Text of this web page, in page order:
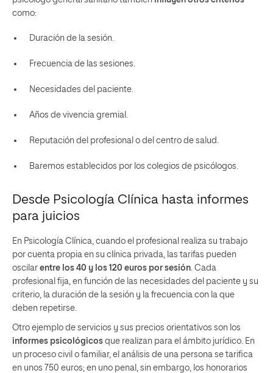
como:
Duración de la sesión.
Frecuencia de las sesiones.
Necesidades del paciente.
Años de vivencia gremial.
Reputación del profesional o del centro de salud.
Baremos establecidos por los colegios de psicólogos.
Desde Psicología Clínica hasta informes
para juicios
En Psicología Clínica, cuando el profesional realiza su trabajo
por cuenta propia en su clínica privada, las tarifas pueden
oscilar entre los 40 y los 120 euros por sesión . Cada
profesional fija, en función de las necesidades del paciente y su
criterio, la duración de la sesión y la frecuencia con la que
deben repetirse.
Otro ejemplo de servicios y sus precios orientativos son los
informes psicológicos que realizan para el ámbito jurídico. En
un proceso civil o familiar, el análisis de una persona se tarifica
en unos 750 euros; en uno penal, sin embargo, los honorarios